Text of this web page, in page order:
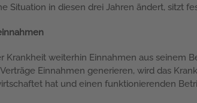
Situation in diesen drei Jahren ändert, sitzt
Krankheit weiterhin Einnahmen aus seinem
Einnahmen generieren, wird das
hat und einen funktionierenden